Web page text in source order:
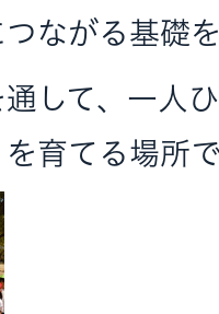
ながる基礎
して、一人
育てる場所